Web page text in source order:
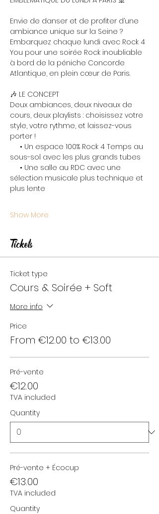
Envie de danser et de profiter d’une
ambiance unique sur la Seine ?
Embarquez chaque lundi avec Rock 4
You pour une soirée Rock inoubliable
à bord de la péniche Concorde
Atlantique, en plein cœur de Paris.
🎶 LE CONCEPT
Deux ambiances, deux niveaux de
cours, deux playlists : choisissez votre
style, votre rythme, et laissez-vous
porter !
• Un espace 100% Rock 4 Temps au
sous-sol avec les plus grands tubes
• Une salle au RDC avec une
sélection musicale plus technique et
plus lente
Show More
Tickets
Ticket type
Cours & Soirée + Soft
More info
Price
From €12.00 to €13.00
Pré-vente
€12.00
TVA included
Quantity
Pré-vente + Écocup
€13.00
TVA included
Quantity